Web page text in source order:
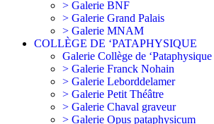
> Galerie BNF
> Galerie Grand Palais
> Galerie MNAM
COLLÈGE DE ‘PATAPHYSIQUE
Galerie Collège de
> Galerie Franck Nohain
> Galerie Leborddelamer
> Galerie Petit Théâtre
> Galerie Chaval graveur
> Galerie Opus pataphysicum